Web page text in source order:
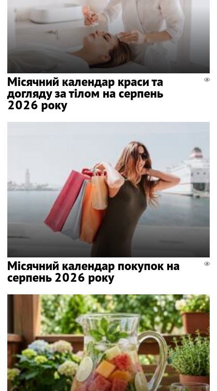
Місячний календар краси та
догляду за тілом на серпень
2026 року
Місячний календар покупок на
серпень 2026 року